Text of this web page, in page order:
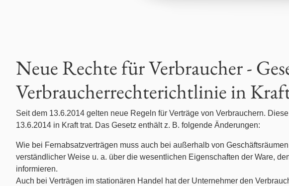
Handels- und Vertragsrecht
Immobilienrecht
Individualarbeitsrecht
Internationales Privatrecht
Internationales Wirtschaftsrecht
Neue Rechte für Verbraucher -
Verbraucherrechterichtlinie in
Seit dem 13.6.2014 gelten neue Regeln für Verträge von Verbrauchern.
13.6.2014 in Kraft trat. Das Gesetz enthält z. B. folgende Änderungen:
Wie bei Fernabsatzverträgen muss auch bei außerhalb von
verständlicher Weise u. a. über die wesentlichen Eigenschaften der Ware,
informieren.
Auch bei Verträgen im stationären Handel hat der Unternehmer den